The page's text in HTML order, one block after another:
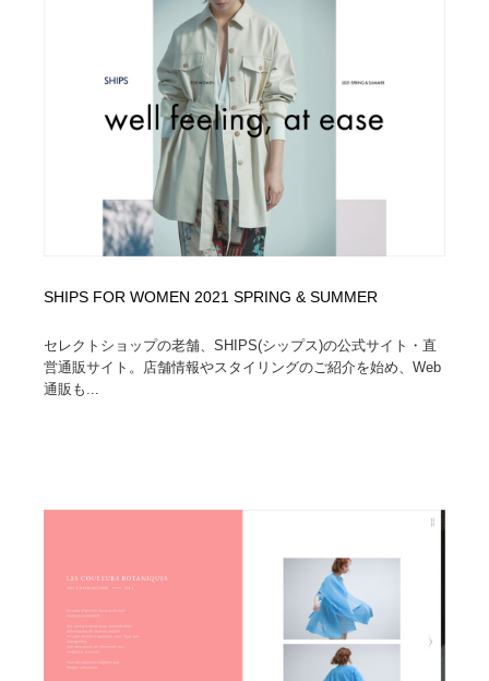
SHIPS FOR WOMEN 2021 SPRING & SUMMER
セレクトショップの老舗、SHIPS(シップス)の公式サイト・直
営通販サイト。店舗情報やスタイリングのご紹介を始め、Web
通販も...